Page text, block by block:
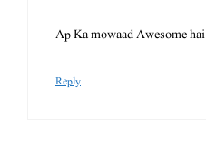
Ap Ka mowaad Awesome hai
Reply